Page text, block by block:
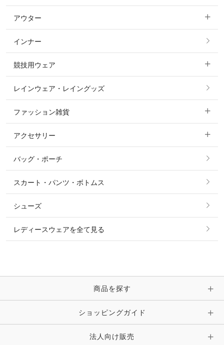
フルグリップ・尻革 キュロット
ニーグリップ・膝革 キュロット
すべてのトップス
ポロシャツ
カットソー・Tシャツ・タンクトップ
ニット・セーター
シャツ・ブラウス・ワンピース
アウター
すべてのアウター
コート
ジャケット・ブルゾン
インナー
競技用ウェア
すべての競技用ウェア
ショージャケット
ショーシャツ
レインウェア・レイングッズ
ファッション雑貨
すべてのファッション雑貨
ソックス
ベルト
時計・財布・キーケース・革小物
キーホルダー・チャーム・ストラップ
その他 ファッション雑貨
アクセサリー
すべてのアクセサリー
リング
ピアス・イヤリング
ピン・ブローチ・コサージュ
その他 アクセサリー
バッグ・ポーチ
スカート・パンツ・ボトムス
シューズ
レディースウェアを全て見る
商品を探す
ショッピングガイド
法人向け販売